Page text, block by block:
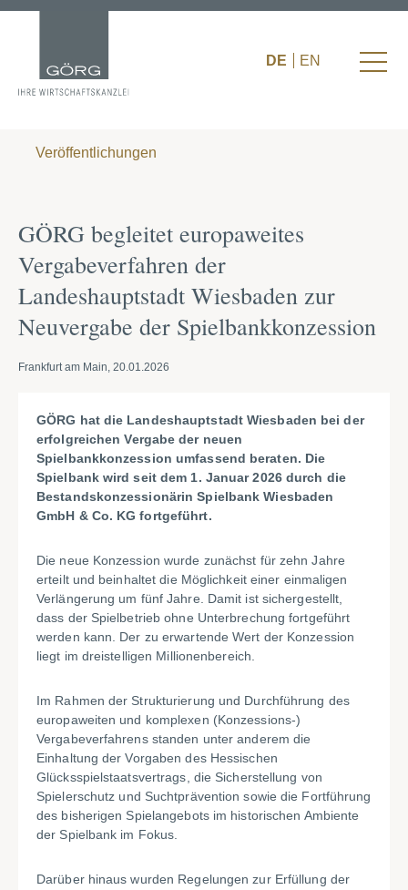
DE EN
Veröffentlichungen
GÖRG begleitet europaweites
Vergabeverfahren der
Landeshauptstadt Wiesbaden zur
Neuvergabe der Spielbankkonzession
Frankfurt am Main, 20.01.2026
GÖRG hat die Landeshauptstadt Wiesbaden bei der
erfolgreichen Vergabe der neuen
Spielbankkonzession umfassend beraten. Die
Spielbank wird seit dem 1. Januar 2026 durch die
Bestandskonzessionärin Spielbank Wiesbaden
GmbH & Co. KG fortgeführt.
Die neue Konzession wurde zunächst für zehn Jahre
erteilt und beinhaltet die Möglichkeit einer einmaligen
Verlängerung um fünf Jahre. Damit ist sichergestellt,
dass der Spielbetrieb ohne Unterbrechung fortgeführt
werden kann. Der zu erwartende Wert der Konzession
liegt im dreistelligen Millionenbereich.
Im Rahmen der Strukturierung und Durchführung des
europaweiten und komplexen (Konzessions-)
Vergabeverfahrens standen unter anderem die
Einhaltung der Vorgaben des Hessischen
Glücksspielstaatsvertrags, die Sicherstellung von
Spielerschutz und Suchtprävention sowie die Fortführung
des bisherigen Spielangebots im historischen Ambiente
der Spielbank im Fokus.
Darüber hinaus wurden Regelungen zur Erfüllung der